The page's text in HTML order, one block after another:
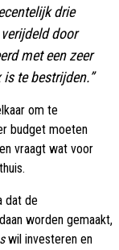
drie
door
met een zeer
te bestrijden.”
om te
budget moeten
vraagt wat voor
dat de
worden gemaakt,
wil investeren en